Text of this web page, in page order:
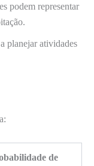
podem representar
planejar atividades
de